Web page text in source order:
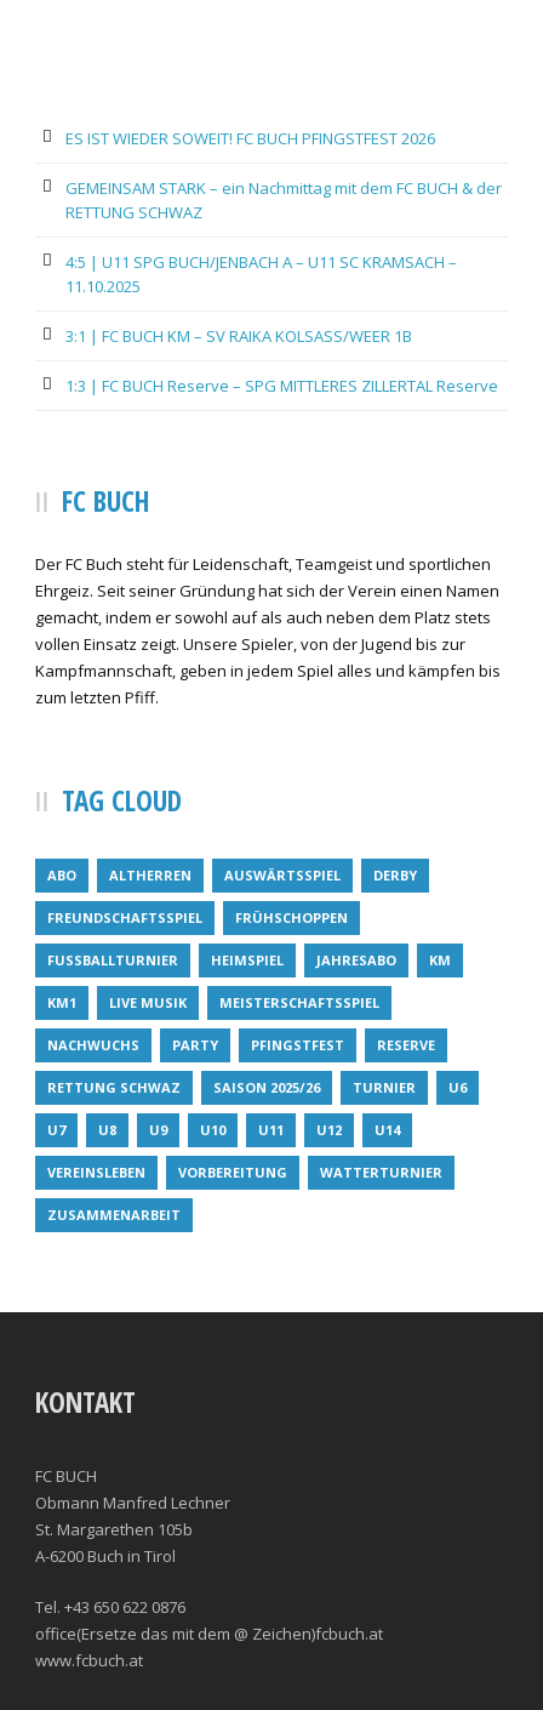
ES IST WIEDER SOWEIT! FC BUCH PFINGSTFEST 2026
GEMEINSAM STARK – ein Nachmittag mit dem FC BUCH & der
RETTUNG SCHWAZ
4:5 | U11 SPG BUCH/JENBACH A – U11 SC KRAMSACH –
11.10.2025
3:1 | FC BUCH KM – SV RAIKA KOLSASS/WEER 1B
1:3 | FC BUCH Reserve – SPG MITTLERES ZILLERTAL Reserve
FC BUCH
Der FC Buch steht für Leidenschaft, Teamgeist und sportlichen
Ehrgeiz. Seit seiner Gründung hat sich der Verein einen Namen
gemacht, indem er sowohl auf als auch neben dem Platz stets
vollen Einsatz zeigt. Unsere Spieler, von der Jugend bis zur
Kampfmannschaft, geben in jedem Spiel alles und kämpfen bis
zum letzten Pfiff.
TAG CLOUD
ABO ALTHERREN AUSWÄRTSSPIEL DERBY
FREUNDSCHAFTSSPIEL FRÜHSCHOPPEN
FUSSBALLTURNIER HEIMSPIEL JAHRESABO KM
KM1 LIVE MUSIK MEISTERSCHAFTSSPIEL
NACHWUCHS PARTY PFINGSTFEST RESERVE
RETTUNG SCHWAZ SAISON 2025/26 TURNIER U6
U7 U8 U9 U10 U11 U12 U14
VEREINSLEBEN VORBEREITUNG WATTERTURNIER
ZUSAMMENARBEIT
KONTAKT
FC BUCH
Obmann Manfred Lechner
St. Margarethen 105b
A-6200 Buch in Tirol
Tel. +43 650 622 0876
office(Ersetze das mit dem @ Zeichen)fcbuch.at
www.fcbuch.at